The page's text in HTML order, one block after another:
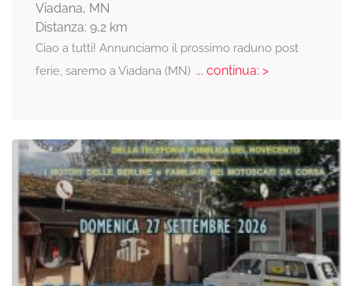
Viadana, MN
Distanza: 9,2 km
Ciao a tutti! Annunciamo il prossimo raduno post
ferie, saremo a Viadana (MN)... continua: >